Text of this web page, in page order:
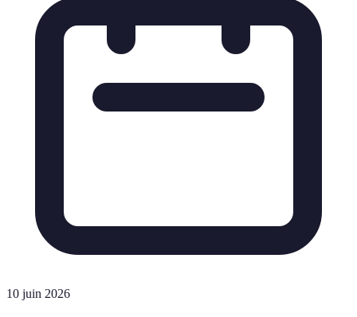
10 juin 2026